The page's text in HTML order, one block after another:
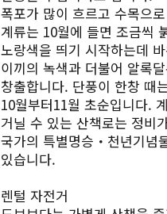
폭포가 많이 흐르고 수목으
계류는 10월에 들면 조금씩
노랑색을 띄기 시작하는데
이끼의 녹색과 더불어 알록
창출합니다. 단풍이 한창 때
10월부터11월 초순입니다.
거닐 수 있는 산책로는 정비
국가의 특별명승・천년기념
있습니다.
렌털 자전거Twitter에 공유